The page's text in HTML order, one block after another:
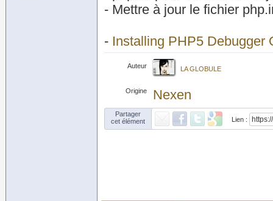
- Mettre à jour le fichier
- Installing PHP5 Debugger
Auteur LA GLOBULE
Origine Nexen
Partager
cet élément
Lien :